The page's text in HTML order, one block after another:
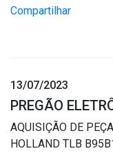
Compartilhar
13/07/2023
PREGÃO
AQUISIÇÃO DE
HOLLAND TLB